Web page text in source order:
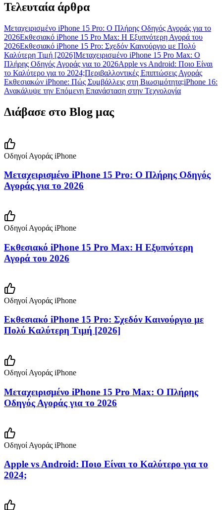
Τελευταία άρθρα
Μεταχειρισμένο iPhone 15 Pro: Ο Πλήρης Οδηγός Αγοράς για το
2026Εκθεσιακό iPhone 15 Pro Max: Η Εξυπνότερη Αγορά του
2026Εκθεσιακό iPhone 15 Pro: Σχεδόν Καινούργιο με Πολύ
Καλύτερη Τιμή [2026]Μεταχειρισμένο iPhone 15 Pro Max: Ο
Πλήρης Οδηγός Αγοράς για το 2026Apple vs Android: Ποιο Είναι
το Καλύτερο για το 2024;Περιβαλλοντικές Επιπτώσεις Αγοράς
Εκθεσιακών iPhone: Πώς Συμβάλλεις στη Βιωσιμότητα;iPhone 16:
Ανακάλυψε την Επόμενη Επανάσταση στην Τεχνολογία
Διάβασε στο Blog μας
Οδηγοί Αγοράς iPhone
Μεταχειρισμένο iPhone 15 Pro: Ο Πλήρης Οδηγός
Αγοράς για το 2026
Οδηγοί Αγοράς iPhone
Εκθεσιακό iPhone 15 Pro Max: Η Εξυπνότερη
Αγορά του 2026
Οδηγοί Αγοράς iPhone
Εκθεσιακό iPhone 15 Pro: Σχεδόν Καινούργιο με
Πολύ Καλύτερη Τιμή [2026]
Οδηγοί Αγοράς iPhone
Μεταχειρισμένο iPhone 15 Pro Max: Ο Πλήρης
Οδηγός Αγοράς για το 2026
Οδηγοί Αγοράς iPhone
Apple vs Android: Ποιο Είναι το Καλύτερο για το
2024;